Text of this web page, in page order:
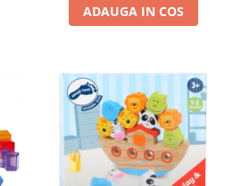
ADAUGA IN COS